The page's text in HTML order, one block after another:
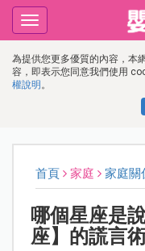
為提供您更多優質的內容，本
容，即表示您同意我們使用
權說明 。
Toggle
navigation
首頁 家庭 家庭關
哪個星座是
座】的謊言術